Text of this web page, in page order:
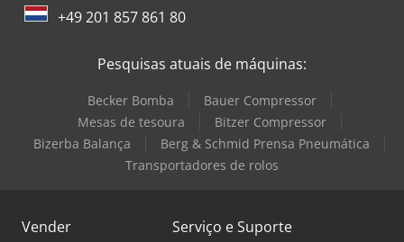
+49 201 857 861 80
Pesquisas atuais de máquinas:
Becker Bomba
Bauer Compressor
Mesas de tesoura
Bitzer Compressor
Bizerba Balança
Berg & Schmid Prensa Pneumática
Transportadores de rolos
Vender Serviço e Suporte